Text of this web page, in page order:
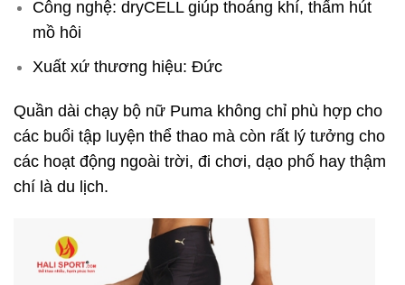
Công nghệ: dryCELL giúp thoáng khí, thấm hút
mồ hôi
Xuất xứ thương hiệu: Đức
Quần dài chạy bộ nữ Puma không chỉ phù hợp cho
các buổi tập luyện thể thao mà còn rất lý tưởng cho
các hoạt động ngoài trời, đi chơi, dạo phố hay thậm
chí là du lịch.